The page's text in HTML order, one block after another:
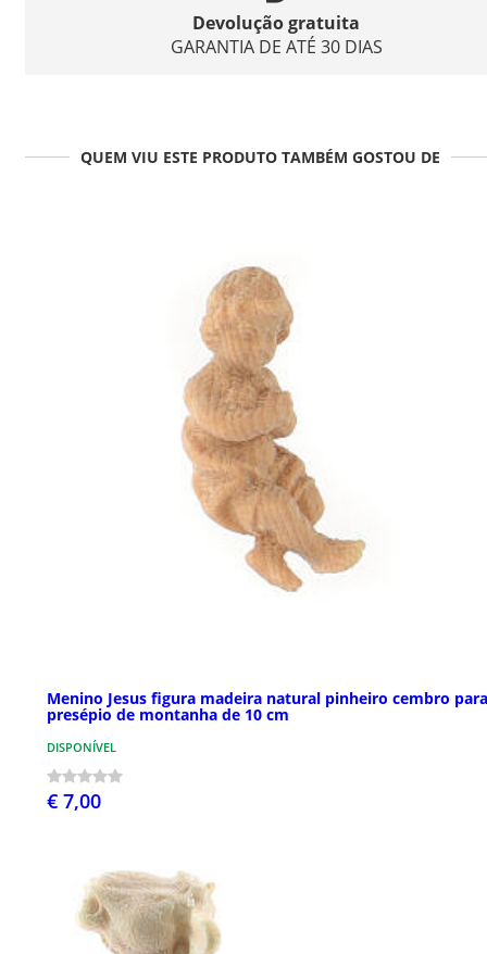
Devolução gratuita
GARANTIA DE ATÉ 30 DIAS
QUEM VIU ESTE PRODUTO TAMBÉM GOSTOU DE
Menino Jesus figura madeira natural pinheiro cembro para
presépio de montanha de 10 cm
DISPONÍVEL
€ 7,00